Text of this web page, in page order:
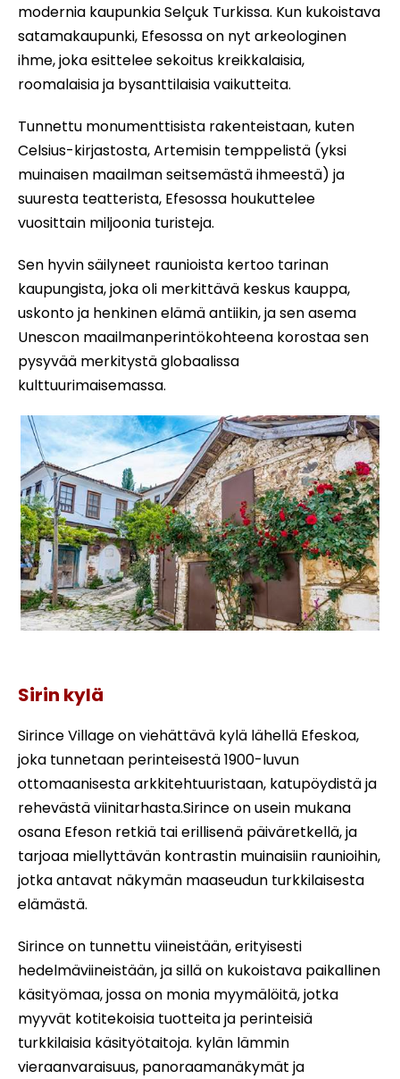
modernia kaupunkia Selçuk Turkissa. Kun kukoistava
satamakaupunki, Efesossa on nyt arkeologinen
ihme, joka esittelee sekoitus kreikkalaisia,
roomalaisia ja bysanttilaisia vaikutteita.
Tunnettu monumenttisista rakenteistaan, kuten
Celsius-kirjastosta, Artemisin temppelistä (yksi
muinaisen maailman seitsemästä ihmeestä) ja
suuresta teatterista, Efesossa houkuttelee
vuosittain miljoonia turisteja.
Sen hyvin säilyneet raunioista kertoo tarinan
kaupungista, joka oli merkittävä keskus kauppa,
uskonto ja henkinen elämä antiikin, ja sen asema
Unescon maailmanperintökohteena korostaa sen
pysyvää merkitystä globaalissa
kulttuurimaisemassa.
Sirin kylä
Sirince Village on viehättävä kylä lähellä Efeskoa,
joka tunnetaan perinteisestä 1900-luvun
ottomaanisesta arkkitehtuuristaan, katupöydistä ja
rehevästä viinitarhasta.Sirince on usein mukana
osana Efeson retkiä tai erillisenä päiväretkellä, ja
tarjoaa miellyttävän kontrastin muinaisiin raunioihin,
jotka antavat näkymän maaseudun turkkilaisesta
elämästä.
Sirince on tunnettu viineistään, erityisesti
hedelmäviineistään, ja sillä on kukoistava paikallinen
käsityömaa, jossa on monia myymälöitä, jotka
myyvät kotitekoisia tuotteita ja perinteisiä
turkkilaisia käsityötaitoja. kylän lämmin
vieraanvaraisuus, panoraamanäkymät ja